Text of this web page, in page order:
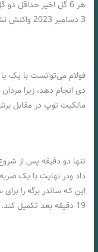
هر 6 گل اخیر حداقل
3 دسامبر 2023 واکنش نشان داد
فولام می‌توانست با یک
مالکیت توپ در مقابل
تنها دو دقیقه پس از
داد ودر نهایت با یک ضربه
این کـه ساندر برگه را
19 دقیقه بعد تکمیل کند.